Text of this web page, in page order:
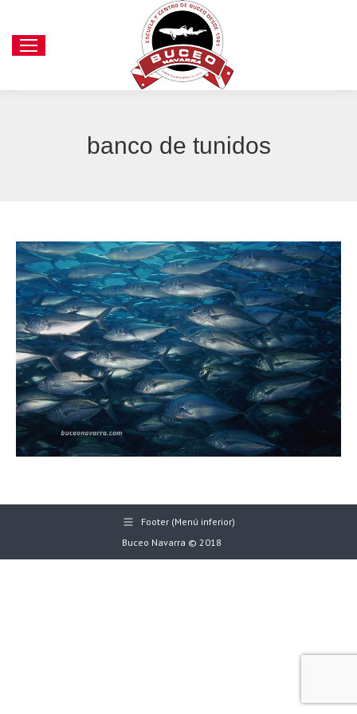
banco de tunidos
Footer (Menú inferior)
Buceo Navarra © 2018